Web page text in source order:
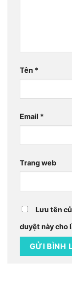
Tên *
Email *
Trang web
Lưu tên
duyệt này cho